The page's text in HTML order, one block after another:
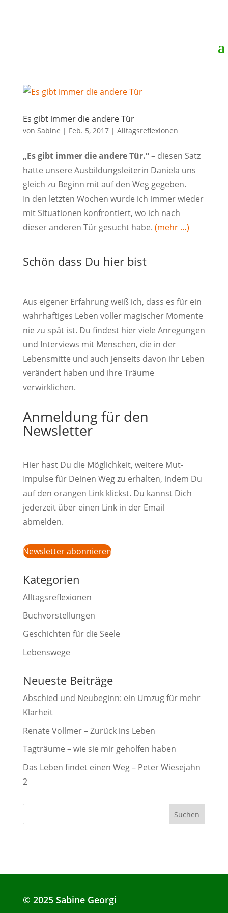
Es gibt immer die andere Tür
von Sabine | Feb. 5, 2017| Alltagsreflexionen
„Es gibt immer die andere Tür.“– diesen Satz
hatte unsere Ausbildungsleiterin Daniela uns
gleich zu Beginn mit auf den Weg gegeben.
In den letzten Wochen wurde ich immer wieder
mit Situationen konfrontiert, wo ich nach
dieser anderen Tür gesucht habe. (mehr …)
Schön dass Du hier bist
Aus eigener Erfahrung weiß ich, dass es für ein
wahrhaftiges Leben voller magischer Momente
nie zu spät ist. Du findest hier viele Anregungen
und Interviews mit Menschen, die in der
Lebensmitte und auch jenseits davon ihr Leben
verändert haben und ihre Träume
verwirklichen.
Anmeldung für den
Newsletter
Hier hast Du die Möglichkeit, weitere Mut-
Impulse für Deinen Weg zu erhalten, indem Du
auf den orangen Link klickst. Du kannst Dich
jederzeit über einen Link in der Email
abmelden.
Newsletter abonnieren
Kategorien
Alltagsreflexionen
Buchvorstellungen
Geschichten für die Seele
Lebenswege
Neueste Beiträge
Abschied und Neubeginn: ein Umzug für mehr
Klarheit
Renate Vollmer – Zurück ins Leben
Tagträume – wie sie mir geholfen haben
Das Leben findet einen Weg – Peter Wiesejahn
2
© 2025 Sabine Georgi